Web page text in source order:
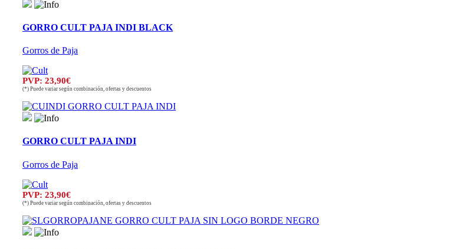
GORRO CULT PAJA INDI BLACK
Gorros de Paja
PVP: 23,90€
(*) Puede variar según combinación, ofertas y descuentos
GORRO CULT PAJA INDI
Gorros de Paja
PVP: 23,90€
(*) Puede variar según combinación, ofertas y descuentos